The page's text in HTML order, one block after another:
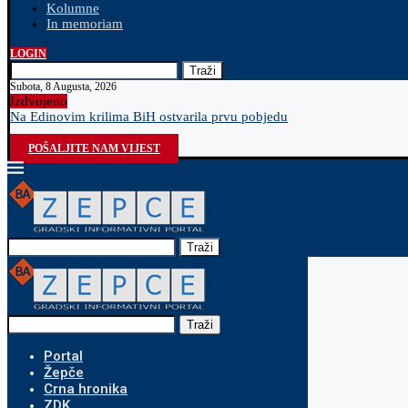
Kolumne
In memoriam
LOGIN
Traži
Subota, 8 Augusta, 2026
Izdvojeno
Na Edinovim krilima BiH ostvarila prvu pobjedu
POŠALJITE NAM VIJEST
Traži
Traži
Portal
Žepče
Crna hronika